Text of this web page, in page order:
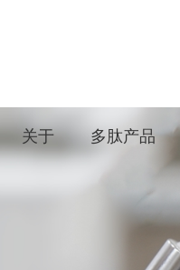
关于 多肽产品